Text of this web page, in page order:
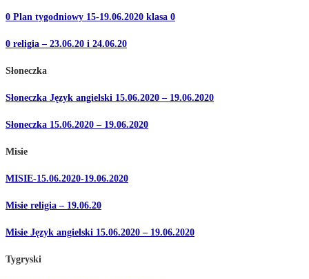
0 Plan tygodniowy 15-19.06.2020 klasa 0
0 religia – 23.06.20 i 24.06.20
Słoneczka
Słoneczka Język angielski 15.06.2020 – 19.06.2020
Słoneczka 15.06.2020 – 19.06.2020
Misie
MISIE-15.06.2020-19.06.2020
Misie religia – 19.06.20
Misie Język angielski 15.06.2020 – 19.06.2020
Tygryski